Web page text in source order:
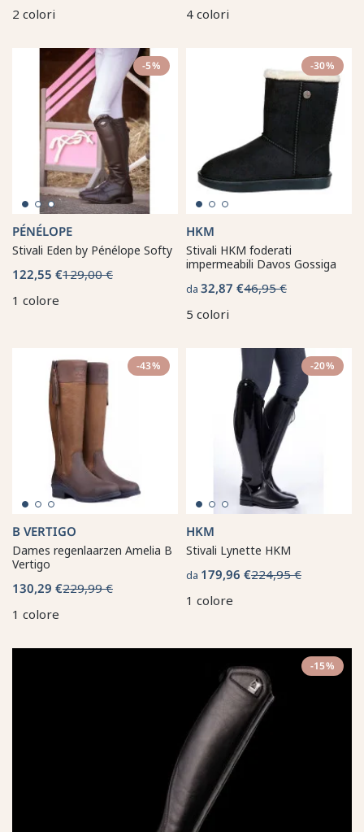
2 colori
4 colori
-5%
PÉNÉLOPE
Stivali Eden by Pénélope Softy
122,55 €129,00 €
1 colore
-30%
HKM
Stivali HKM foderati
impermeabili Davos Gossiga
da 32,87 €46,95 €
5 colori
-43%
B VERTIGO
Dames regenlaarzen Amelia B
Vertigo
130,29 €229,99 €
1 colore
-20%
HKM
Stivali Lynette HKM
da 179,96 €224,95 €
1 colore
-15%